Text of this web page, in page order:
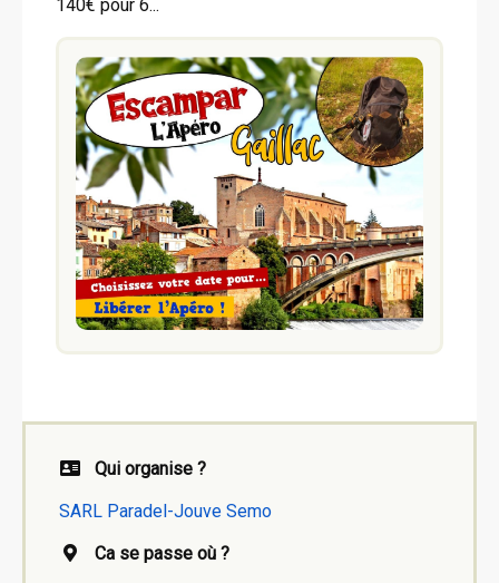
140€ pour 6...
Qui organise ?
SARL Paradel-Jouve Semo
Ca se passe où ?